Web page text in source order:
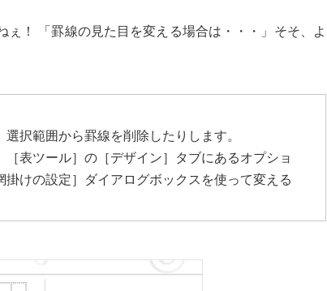
ぇ！ 「罫線の見た目を変える場合は・・・」そそ、よ
択範囲から罫線を削除したりします。
表ツール］の［デザイン］タブにあるオプショ
掛けの設定］ダイアログボックスを使って変える